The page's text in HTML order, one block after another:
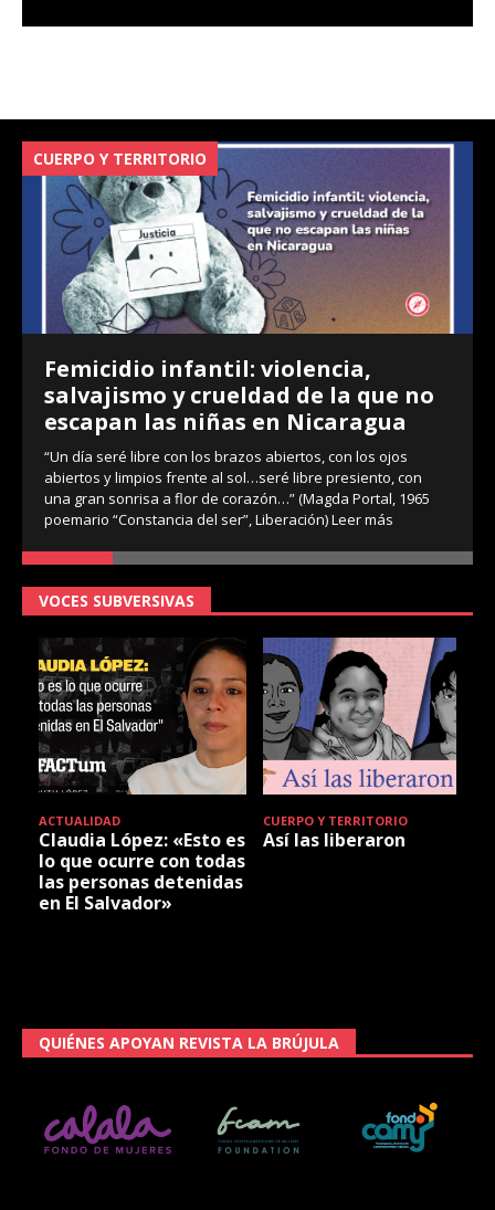
CUERPO Y TERRITORIO
Femicidio infantil: violencia,
salvajismo y crueldad de la que no
escapan las niñas en Nicaragua
“Un día seré libre con los brazos abiertos, con los ojos
abiertos y limpios frente al sol…seré libre presiento, con
una gran sonrisa a flor de corazón…” (Magda Portal, 1965
poemario “Constancia del ser”, Liberación)Leer más
VOCES SUBVERSIVAS
ACTUALIDAD
Claudia López: «Esto es
lo que ocurre con todas
las personas detenidas
en El Salvador»
CUERPO Y TERRITORIO
Así las liberaron
QUIÉNES APOYAN REVISTA LA BRÚJULA